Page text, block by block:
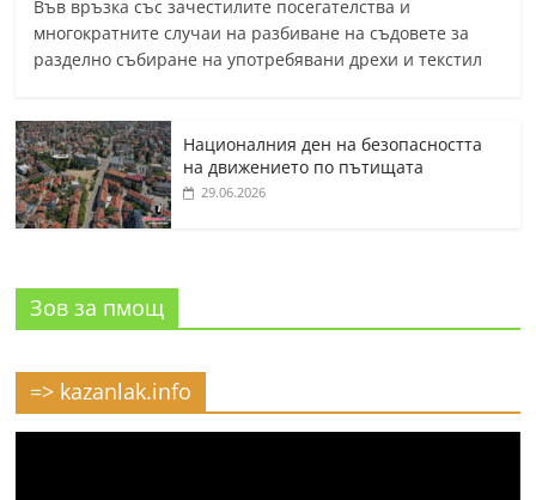
Във връзка със зачестилите посегателства и
многократните случаи на разбиване на съдовете за
разделно събиране на употребявани дрехи и текстил
Националния ден на безопасността
на движението по пътищата
29.06.2026
Зов за пмощ
=> kazanlak.info